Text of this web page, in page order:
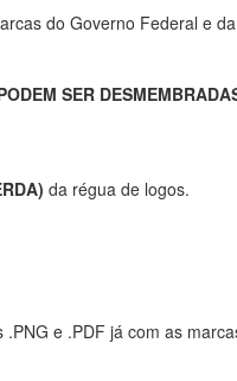
do Governo Federal e
SER
da régua de logos.
e .PDF já com as